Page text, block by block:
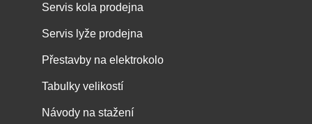
Servis kola prodejna
Servis lyže prodejna
Přestavby na elektrokolo
Tabulky velikostí
Návody na stažení